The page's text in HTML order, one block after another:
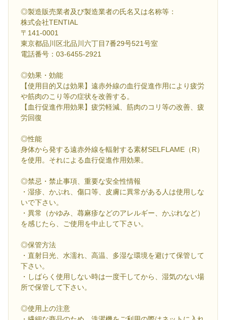
◎製造販売業者及び製造業者の氏名又は名称等：
株式会社TENTIAL
〒141-0001
東京都品川区北品川六丁目7番29号521号室
電話番号：03-6455-2921
◎効果・効能
【使用目的又は効果】遠赤外線の血行促進作用により疲労
や筋肉のこり等の症状を改善する。
【血行促進作用効果】疲労軽減、筋肉のコリ等の改善、疲
労回復
◎性能
身体から発する遠赤外線を輻射する素材SELFLAME（R）
を使用。それによる血行促進作用効果。
◎禁忌・禁止事項、重要な安全性情報
・湿疹、かぶれ、傷口等、皮膚に異常がある人は使用しな
いで下さい。
・異常（かゆみ、蕁麻疹などのアレルギー、かぶれなど）
を感じたら、ご使用を中止して下さい。
◎保管方法
・直射日光、水濡れ、高温、多湿な環境を避けて保管して
下さい。
・しばらく使用しない時は一度干してから、湿気のない場
所で保管して下さい。
◎使用上の注意